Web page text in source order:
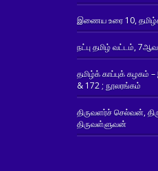
இணைய உரை 10,
நட்பு தமிழ் வட்டம்,
தமிழ்க் காப்புக்
& 172 ; நூலரங்கம்
திருவளர்ச் செல்வன்,
திருவள்ளுவன்